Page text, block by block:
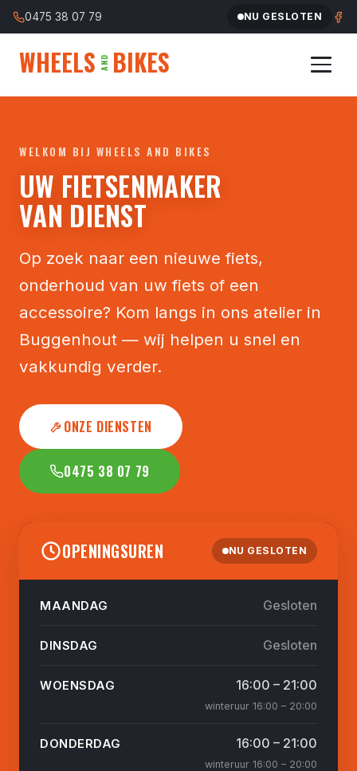
0475 38 07 79 NU GESLOTEN
WHEELS AND BIKES
REGELS VAN HET ATELIER
CUSTOM MADE
NIEUWS
CONTACT
WELKOM BIJ WHEELS AND BIKES
UW FIETSENMAKER
VAN DIENST
Op zoek naar een nieuwe fiets,
onderhoud van uw fiets of een
accessoire? Kom langs in ons atelier in
Buggenhout — wij helpen u snel en
vakkundig verder.
ONZE DIENSTEN
0475 38 07 79
OPENINGSUREN NU GESLOTEN
MAANDAG Gesloten
DINSDAG Gesloten
WOENSDAG 16:00 – 21:00
winteruur 16:00 – 20:00
DONDERDAG 16:00 – 21:00
winteruur 16:00 – 20:00